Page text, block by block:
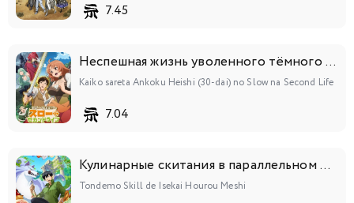
7.45
Неспешная жизнь уволенного тёмного солдата (тридцати лет)
Kaiko sareta Ankoku Heishi (30-dai) no Slow na Second Life
7.04
Кулинарные скитания в параллельном мире
Tondemo Skill de Isekai Hourou Meshi